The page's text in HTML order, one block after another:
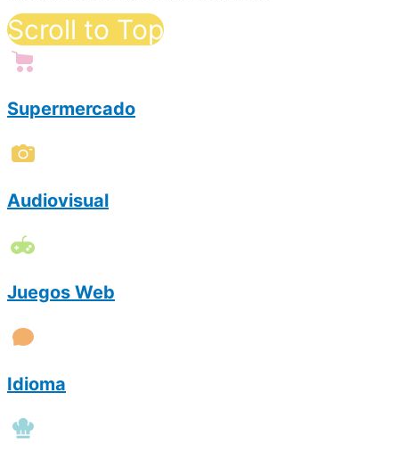
Scroll to Top
Supermercado
Audiovisual
Juegos Web
Idioma